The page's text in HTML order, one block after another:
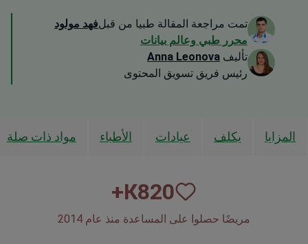
تمت مراجعة المقالة طبيا من قبلفهد مولود
محرر طبي وعالم بيانات
تأليف Anna Leonova
رئيس فريق تسويق المحتوى
المزايا يكلف عيادات الأطباء مواد ذات صلة
820
К+
مريضًا حصلوا على المساعدة منذ عام 2014